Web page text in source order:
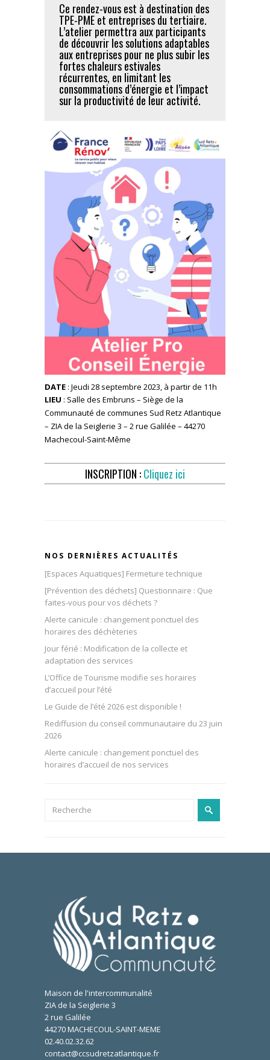
Ce rendez-vous est à destination des
TPE-PME et entreprises du tertiaire.
L’atelier permettra aux participants
de découvrir les solutions adaptables
aux entreprises pour ne plus subir les
fortes chaleurs estivales
récurrentes, en limitant les
consommations d’énergie et l’impact
sur la productivité de leur activité.
DATE : Jeudi 28 septembre 2023, à partir de 11h
LIEU : Salle des Embruns – Siège de la
Communauté de communes Sud Retz Atlantique
– ZIA de la Seiglerie 3 – 2 rue Galilée – 44270
Machecoul-Saint-Même
INSCRIPTION :Cliquez ici
NOS DERNIÈRES ACTUALITÉS
[Espaces Aquatiques] Fermeture technique
[Prévention des déchets] Questionnaire : Que
faites-vous pour vos déchets ?
Alerte canicule : changement ponctuel des
horaires des déchèteries
Jour férié : Modification de la collecte et
adaptation des services
L’Office de Tourisme modifie ses horaires
d’accueil pour l’été
Le Guide de l’été 2026 est disponible !
Rediffusion du conseil communautaire du 23 juin
2026
Alerte canicule : changement ponctuel des
horaires d’accueil de nos services
Maison de l'intercommunalité
ZIA de la Seiglerie 3
2 rue Galilée
44270 MACHECOUL-SAINT-MEME
02.40.02.32.62
contact@ccsudretzatlantique.fr